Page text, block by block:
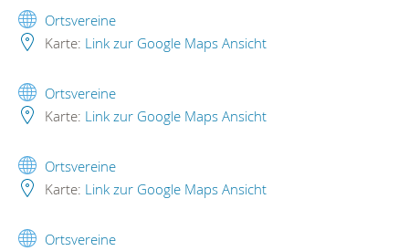
Ortsvereine
Karte: Link zur Google Maps Ansicht
Ortsvereine
Karte: Link zur Google Maps Ansicht
Ortsvereine
Karte: Link zur Google Maps Ansicht
Ortsvereine